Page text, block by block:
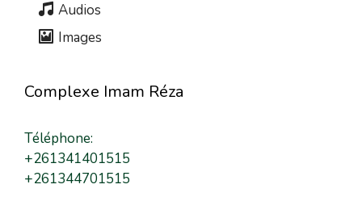
Audios
Images
Complexe Imam Réza
Téléphone:
+261341401515
+261344701515